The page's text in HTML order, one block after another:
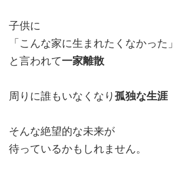
子供に
「こんな家に生まれたくなかった」
と言われて一家離散
周りに誰もいなくなり孤独な生涯
そんな絶望的な未来が
待っているかもしれません。